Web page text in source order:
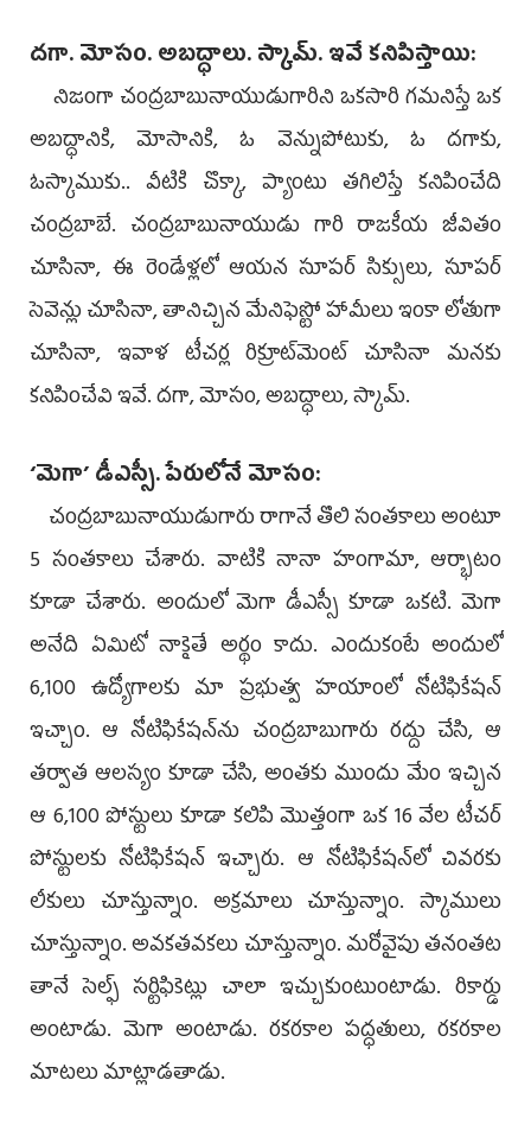
దగా. మోసం. అబద్ధాలు. స్కామ్‌. ఇవే కనిపిస్తాయి:
నిజంగా చంద్రబాబునాయుడుగారిని ఒకసారి గమనిస్తే ఒక
అబద్ధానికి, మోసానికి, ఓ వెన్నుపోటుకు, ఓ దగాకు,
ఓస్కాముకు.. వీటికి చొక్కా, ప్యాంటు తగిలిస్తే కనిపించేది
చంద్రబాబే. చంద్రబాబునాయుడు గారి రాజకీయ జీవితం
చూసినా, ఈ రెండేళ్లలో ఆయన సూపర్‌ సిక్సులు, సూపర్‌
సెవెన్లు చూసినా, తానిచ్చిన మేనిఫెస్టో హామీలు ఇంకా లోతుగా
చూసినా, ఇవాళ టీచర్ల రిక్రూట్‌మెంట్‌ చూసినా మనకు
కనిపించేవి ఇవే. దగా, మోసం, అబద్ధాలు, స్కామ్‌.
‘మెగా’ డీఎస్సీ. పేరులోనే మోసం:
చంద్రబాబునాయుడుగారు రాగానే తొలి సంతకాలు అంటూ
5 సంతకాలు చేశారు. వాటికి నానా హంగామా, ఆర్భాటం
కూడా చేశారు. అందులో మెగా డీఎస్సీ కూడా ఒకటి. మెగా
అనేది ఏమిటో నాకైతే అర్థం కాదు. ఎందుకంటే అందులో
6,100 ఉద్యోగాలకు మా ప్రభుత్వ హయాంలో నోటిఫికేషన్‌
ఇచ్చాం. ఆ నోటిఫికేషన్‌ను చంద్రబాబుగారు రద్దు చేసి, ఆ
తర్వాత ఆలస్యం కూడా చేసి, అంతకు ముందు మేం ఇచ్చిన
ఆ 6,100 పోస్టులు కూడా కలిపి మొత్తంగా ఒక 16 వేల టీచర్‌
పోస్టులకు నోటిఫికేషన్‌ ఇచ్చారు. ఆ నోటిఫికేషన్‌లో చివరకు
లీకులు చూస్తున్నాం. అక్రమాలు చూస్తున్నాం. స్కాములు
చూస్తున్నాం. అవకతవకలు చూస్తున్నాం. మరోవైపు తనంతట
తానే సెల్ఫ్‌ సర్టిఫికెట్లు చాలా ఇచ్చుకుంటుంటాడు. రికార్డు
అంటాడు. మెగా అంటాడు. రకరకాల పద్ధతులు, రకరకాల
మాటలు మాట్లాడతాడు.